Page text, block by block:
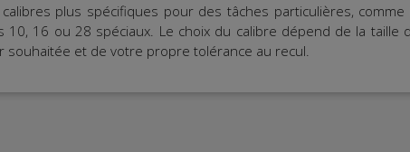
plus spécifiques pour des tâches particulières, comme
10, 16 ou 28 spéciaux. Le choix du calibre dépend de la taille
souhaitée et de votre propre tolérance au recul.